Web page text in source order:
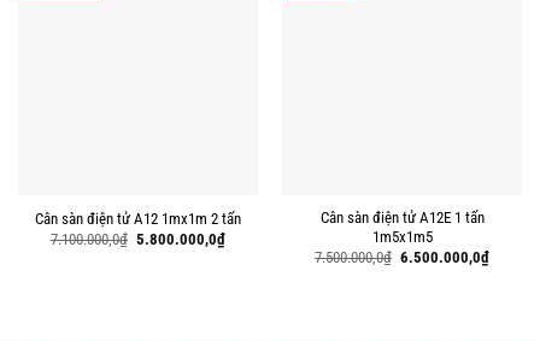
Cân sàn điện tử A12 1mx1m 2 tấn
7.100.000,0₫ Giá
5.800.000,0₫Giá
hiện
Cân sàn điện tử A12E 1 tấn
1m5x1m5
7.500.000,0₫ Giá
6.500.000,0₫Giá
hiện